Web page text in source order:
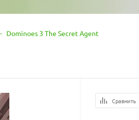
- Dominoes 3 The Secret Agent
Сравнить